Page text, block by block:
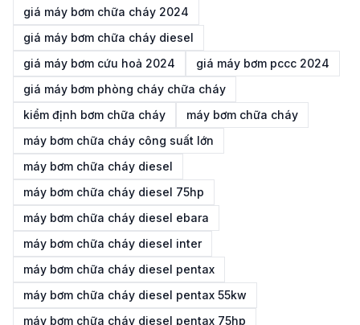
giá máy bơm chữa cháy 2024
giá máy bơm chữa cháy diesel
giá máy bơm cứu hoả 2024
giá máy bơm pccc 2024
giá máy bơm phòng cháy chữa cháy
kiểm định bơm chữa cháy
máy bơm chữa cháy
máy bơm chữa cháy công suất lớn
máy bơm chữa cháy diesel
máy bơm chữa cháy diesel 75hp
máy bơm chữa cháy diesel ebara
máy bơm chữa cháy diesel inter
máy bơm chữa cháy diesel pentax
máy bơm chữa cháy diesel pentax 55kw
máy bơm chữa cháy diesel pentax 75hp